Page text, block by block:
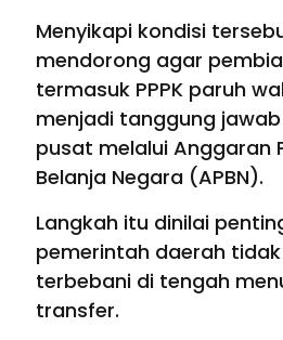
Menyikapi kondisi
mendorong agar
termasuk PPPK paruh
menjadi tanggung
pusat melalui Anggaran
Belanja Negara (APBN).
Langkah itu dinilai
pemerintah daerah
terbebani di tengah
transfer.